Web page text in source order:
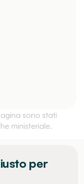
sono stati
ministeriale.
per